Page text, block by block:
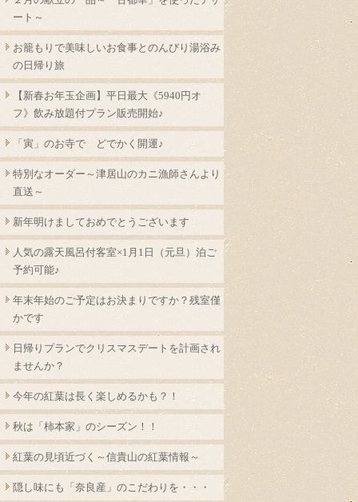
ート～
お籠もりで美味しいお食事とのんびり湯浴み
の日帰り旅
【新春お年玉企画】平日最大《5940円オ
フ》飲み放題付プラン販売開始♪
「寅」のお寺で どでかく開運♪
特別なオーダー～津居山のカニ漁師さんより
直送～
新年明けましておめでとうございます
人気の露天風呂付客室×1月1日（元旦）泊ご
予約可能♪
年末年始のご予定はお決まりですか？残室僅
かです
日帰りプランでクリスマスデートを計画され
ませんか？
今年の紅葉は長く楽しめるかも？！
秋は「柿本家」のシーズン！！
紅葉の見頃近づく～信貴山の紅葉情報～
隠し味にも「奈良産」のこだわりを・・・